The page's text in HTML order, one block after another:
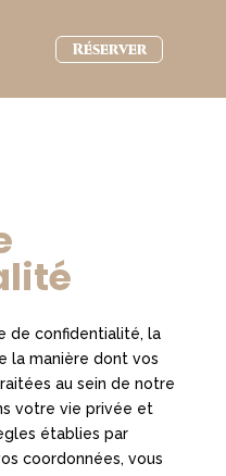
Réserver
de confidentialité, la
la manière dont vos
au sein de notre
votre vie privée et
établies par
coordonnées, vous